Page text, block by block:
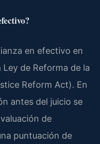
en efectivo en
de Reforma de la
Reform Act). En
antes del juicio se
de
puntuación de